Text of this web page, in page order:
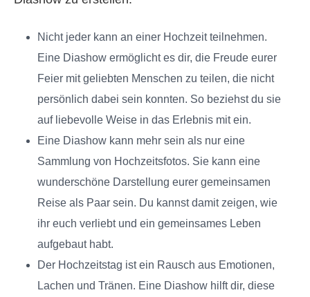
Nicht jeder kann an einer Hochzeit teilnehmen.
Eine Diashow ermöglicht es dir, die Freude eurer
Feier mit geliebten Menschen zu teilen, die nicht
persönlich dabei sein konnten. So beziehst du sie
auf liebevolle Weise in das Erlebnis mit ein.
Eine Diashow kann mehr sein als nur eine
Sammlung von Hochzeitsfotos. Sie kann eine
wunderschöne Darstellung eurer gemeinsamen
Reise als Paar sein. Du kannst damit zeigen, wie
ihr euch verliebt und ein gemeinsames Leben
aufgebaut habt.
Der Hochzeitstag ist ein Rausch aus Emotionen,
Lachen und Tränen. Eine Diashow hilft dir, diese